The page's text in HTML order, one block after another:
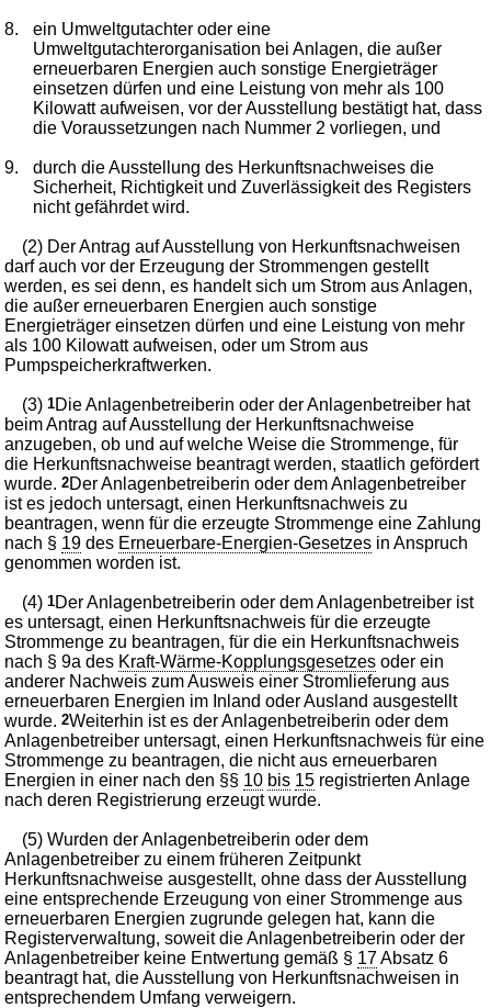
8.
ein Umweltgutachter oder eine
Umweltgutachterorganisation bei Anlagen, die außer
erneuerbaren Energien auch sonstige Energieträger
einsetzen dürfen und eine Leistung von mehr als 100
Kilowatt aufweisen, vor der Ausstellung bestätigt hat, dass
die Voraussetzungen nach Nummer 2 vorliegen, und
9.
durch die Ausstellung des Herkunftsnachweises die
Sicherheit, Richtigkeit und Zuverlässigkeit des Registers
nicht gefährdet wird.
(2) Der Antrag auf Ausstellung von Herkunftsnachweisen
darf auch vor der Erzeugung der Strommengen gestellt
werden, es sei denn, es handelt sich um Strom aus Anlagen,
die außer erneuerbaren Energien auch sonstige
Energieträger einsetzen dürfen und eine Leistung von mehr
als 100 Kilowatt aufweisen, oder um Strom aus
Pumpspeicherkraftwerken.
(3)1Die Anlagenbetreiberin oder der Anlagenbetreiber hat
beim Antrag auf Ausstellung der Herkunftsnachweise
anzugeben, ob und auf welche Weise die Strommenge, für
die Herkunftsnachweise beantragt werden, staatlich gefördert
wurde.2Der Anlagenbetreiberin oder dem Anlagenbetreiber
ist es jedoch untersagt, einen Herkunftsnachweis zu
beantragen, wenn für die erzeugte Strommenge eine Zahlung
nach § 19 des Erneuerbare-Energien-Gesetzes in Anspruch
genommen worden ist.
(4)1Der Anlagenbetreiberin oder dem Anlagenbetreiber ist
es untersagt, einen Herkunftsnachweis für die erzeugte
Strommenge zu beantragen, für die ein Herkunftsnachweis
nach § 9a des Kraft-Wärme-Kopplungsgesetzes oder ein
anderer Nachweis zum Ausweis einer Stromlieferung aus
erneuerbaren Energien im Inland oder Ausland ausgestellt
wurde.2Weiterhin ist es der Anlagenbetreiberin oder dem
Anlagenbetreiber untersagt, einen Herkunftsnachweis für eine
Strommenge zu beantragen, die nicht aus erneuerbaren
Energien in einer nach den §§ 10 bis 15 registrierten Anlage
nach deren Registrierung erzeugt wurde.
(5) Wurden der Anlagenbetreiberin oder dem
Anlagenbetreiber zu einem früheren Zeitpunkt
Herkunftsnachweise ausgestellt, ohne dass der Ausstellung
eine entsprechende Erzeugung von einer Strommenge aus
erneuerbaren Energien zugrunde gelegen hat, kann die
Registerverwaltung, soweit die Anlagenbetreiberin oder der
Anlagenbetreiber keine Entwertung gemäß § 17Absatz 6
beantragt hat, die Ausstellung von Herkunftsnachweisen in
entsprechendem Umfang verweigern.